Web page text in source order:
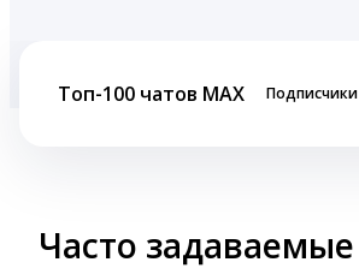
Топ-100 чатов MAX Подписчики
Часто задаваемые